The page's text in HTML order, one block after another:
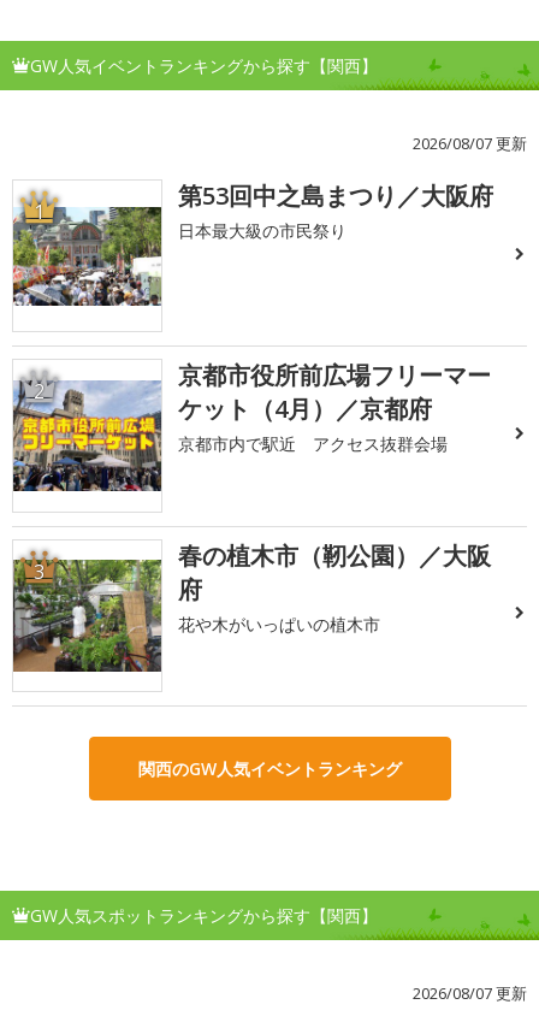
GW人気イベントランキングから探す【関西】
2026/08/07 更新
1 第53回中之島まつり／大阪府
日本最大級の市民祭り
2
京都市役所前広場フリーマー
ケット（4月）／京都府
京都市内で駅近 アクセス抜群会場
3
春の植木市（靭公園）／大阪
府
花や木がいっぱいの植木市
関西のGW人気イベントランキング
GW人気スポットランキングから探す【関西】
2026/08/07 更新